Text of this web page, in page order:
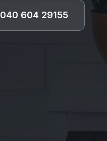
040 604 29155